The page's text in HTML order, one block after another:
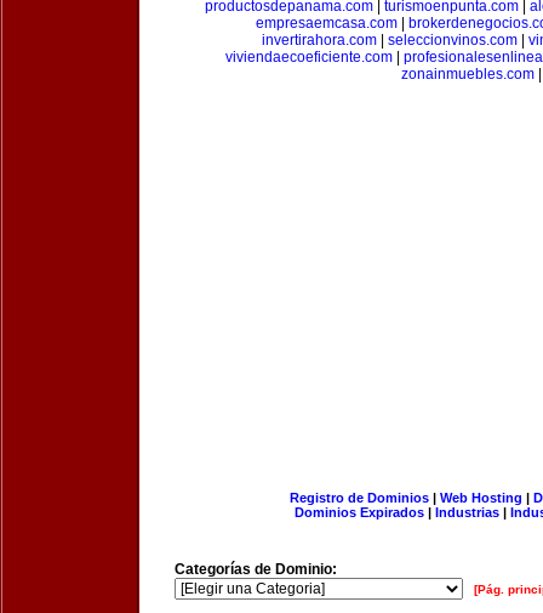
productosdepanama.com
turismoenpunta.com
empresaemcasa.com
invertirahora.com| seleccionvinos.com|
viviendaecoeficiente.com|
zonainmuebles.com
Registro de Dominios| Web Hosting |
Dominios Expirados | Industrias |
Categorías de Dominio:
[Pág.